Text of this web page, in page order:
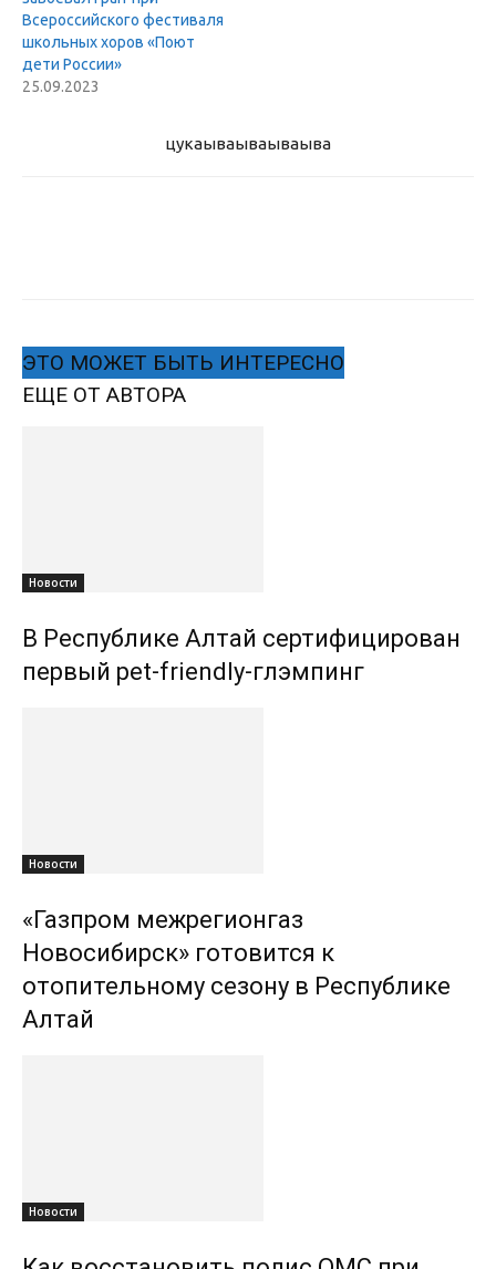
Всероссийского фестиваля
школьных хоров «Поют
дети России»
25.09.2023
цукаываываываыва
ЭТО МОЖЕТ БЫТЬ ИНТЕРЕСНО
ЕЩЕ ОТ АВТОРА
Новости
В Республике Алтай сертифицирован
первый pet-friendly-глэмпинг
Новости
«Газпром межрегионгаз
Новосибирск» готовится к
отопительному сезону в Республике
Алтай
Новости